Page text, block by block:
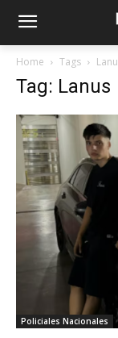
Home Tags
Tag: Lanus
Policiales Nacionales